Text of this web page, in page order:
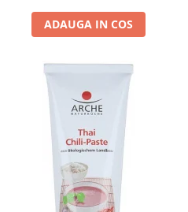
ADAUGA IN COS